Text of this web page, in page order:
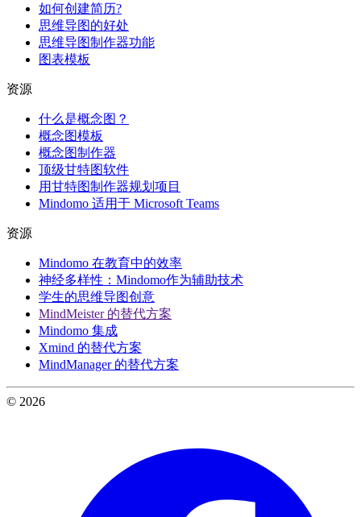
如何创建简历?
思维导图的好处
思维导图制作器功能
图表模板
资源
什么是概念图？
概念图模板
概念图制作器
顶级甘特图软件
用甘特图制作器规划项目
Mindomo 适用于 Microsoft Teams
资源
Mindomo 在教育中的效率
神经多样性：Mindomo作为辅助技术
学生的思维导图创意
MindMeister 的替代方案
Mindomo 集成
Xmind 的替代方案
MindManager 的替代方案
© 2026